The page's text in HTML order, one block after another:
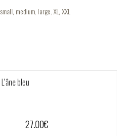
small, medium, large, XL, XXL
27.00€
L’âne bleu